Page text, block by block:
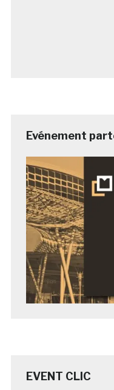
Evénement
EVENT CLIC